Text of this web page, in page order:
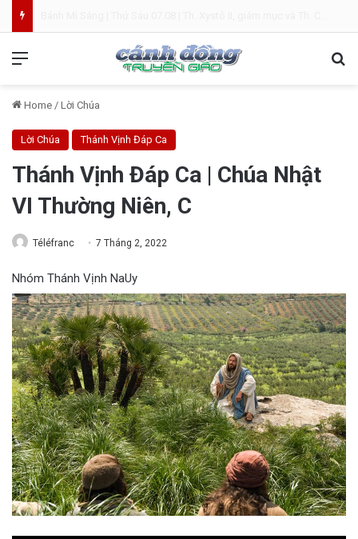
Home / Lời Chúa
Lời Chúa Thánh Vịnh Đáp Ca
Thánh Vịnh Đáp Ca | Chúa Nhật
VI Thường Niên, C
Téléfranc 7 Tháng 2, 2022
Nhóm Thánh Vịnh NaUy